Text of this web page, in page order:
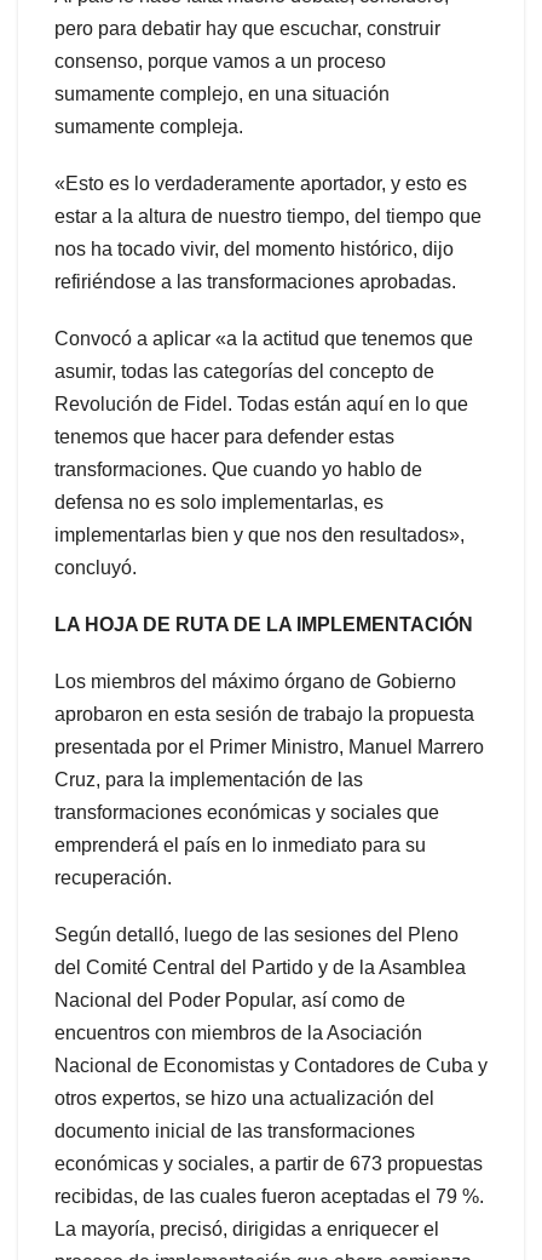
pero para debatir hay que escuchar, construir
consenso, porque vamos a un proceso
sumamente complejo, en una situación
sumamente compleja.
«Esto es lo verdaderamente aportador, y esto es
estar a la altura de nuestro tiempo, del tiempo que
nos ha tocado vivir, del momento histórico, dijo
refiriéndose a las transformaciones aprobadas.
Convocó a aplicar «a la actitud que tenemos que
asumir, todas las categorías del concepto de
Revolución de Fidel. Todas están aquí en lo que
tenemos que hacer para defender estas
transformaciones. Que cuando yo hablo de
defensa no es solo implementarlas, es
implementarlas bien y que nos den resultados»,
concluyó.
LA HOJA DE RUTA DE LA IMPLEMENTACIÓN
Los miembros del máximo órgano de Gobierno
aprobaron en esta sesión de trabajo la propuesta
presentada por el Primer Ministro, Manuel Marrero
Cruz, para la implementación de las
transformaciones económicas y sociales que
emprenderá el país en lo inmediato para su
recuperación.
Según detalló, luego de las sesiones del Pleno
del Comité Central del Partido y de la Asamblea
Nacional del Poder Popular, así como de
encuentros con miembros de la Asociación
Nacional de Economistas y Contadores de Cuba y
otros expertos, se hizo una actualización del
documento inicial de las transformaciones
económicas y sociales, a partir de 673 propuestas
recibidas, de las cuales fueron aceptadas el 79 %.
La mayoría, precisó, dirigidas a enriquecer el